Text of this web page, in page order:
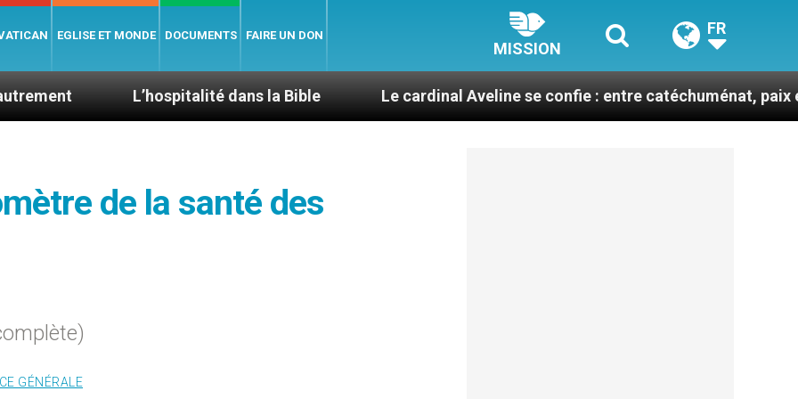
EGLISE ET MONDE DOCUMENTS FAIRE UN DON
MISSION
FR
L’hospitalité dans la Bible Le cardinal Aveline se confie : entre catéchuménat, paix et défis
de la santé des
GÉNÉRALE